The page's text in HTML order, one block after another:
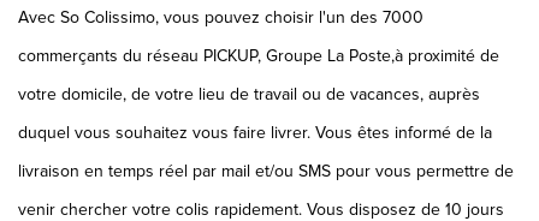
Avec So Colissimo, vous pouvez choisir l'un des 7000
commerçants du réseau PICKUP, Groupe La Poste,à proximité de
votre domicile, de votre lieu de travail ou de vacances, auprès
duquel vous souhaitez vous faire livrer. Vous êtes informé de la
livraison en temps réel par mail et/ou SMS pour vous permettre de
venir chercher votre colis rapidement. Vous disposez de 10 jours